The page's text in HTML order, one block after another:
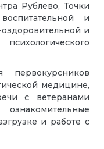
Рублево, Точки
и
и
медицине,
с ветеранами
и работе с